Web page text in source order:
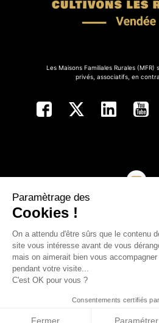
Les Maisons Familiales Rurales
privés, associatifs, en
Copyright ©MFR de Vendée -
Paramètrage des
Cookies !
On a attendu d'être sûrs que le contenu
site vous intéresse avant de vous
mais on aimerait bien vous accompagner
pendant votre visite...
C'est OK pour vous ?
Consentements certifiés par
Fermer Paramétrer